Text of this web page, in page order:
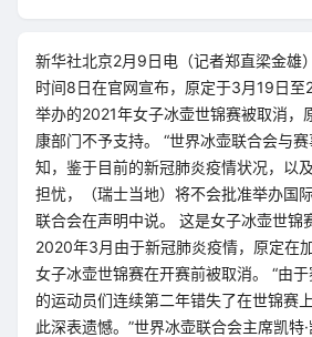
新华社北京2月9日电（记者郑直梁金雄
时间8日在官网宣布，原定于3月19日至
举办的2021年女子冰壶世锦赛被取消，
康部门不予支持。 “世界冰壶联合会与
知，鉴于目前的新冠肺炎疫情状况，以
担忧，（瑞士当地）将不会批准举办国
联合会在声明中说。 这是女子冰壶世锦
2020年3月由于新冠肺炎疫情，原定在
女子冰壶世锦赛在开赛前被取消。 “由
的运动员们连续第二年错失了在世锦赛
此深表遗憾。”世界冰壶联合会主席凯特